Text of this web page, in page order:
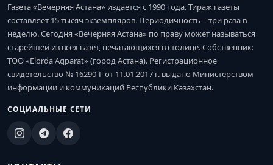
Газета «Вечерняя Астана» издается с 1990 года. Тираж газеты
составляет 15 тысяч экземпляров. Периодичность – три раза в
неделю. Сегодня «Вечерняя Астана» по праву может называться
старейшей из всех газет, печатающихся в столице. Собственник:
ТОО «Elorda Aqparat» (город Астана). Регистрационное
свидетельство № 16290-Г от 11.01.2017 г. выдано Министерством
информации и коммуникаций Республики Казахстан.
СОЦИАЛЬНЫЕ СЕТИ